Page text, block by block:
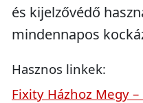
és kijelzővédő
mindennapos
Hasznos linkek:
Fixity Házhoz Megy